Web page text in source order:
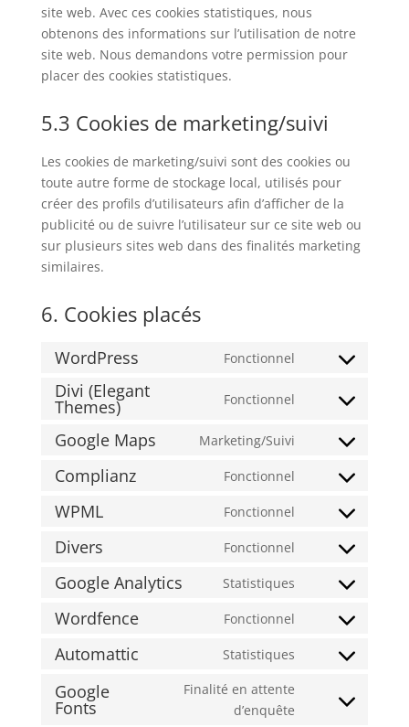
site web. Avec ces cookies statistiques, nous
obtenons des informations sur l’utilisation de notre
site web. Nous demandons votre permission pour
placer des cookies statistiques.
5.3 Cookies de marketing/suivi
Les cookies de marketing/suivi sont des cookies ou
toute autre forme de stockage local, utilisés pour
créer des profils d’utilisateurs afin d’afficher de la
publicité ou de suivre l’utilisateur sur ce site web ou
sur plusieurs sites web dans des finalités marketing
similaires.
6. Cookies placés
WordPress Fonctionnel
Consent
service
Divi (Elegant
Themes) Fonctionnel
Consent
service
themes)
Google Maps Marketing/Suivi
Consent
google-
Complianz Fonctionnel
Consent
complianz
WPML Fonctionnel
Consent
wpml
Divers Fonctionnel
Consent
divers
Google Analytics Statistiques
Consent
google-
Wordfence Fonctionnel
Consent
Automattic Statistiques
Consent
service
Google
Fonts
Finalité en attente
d’enquête
Consent